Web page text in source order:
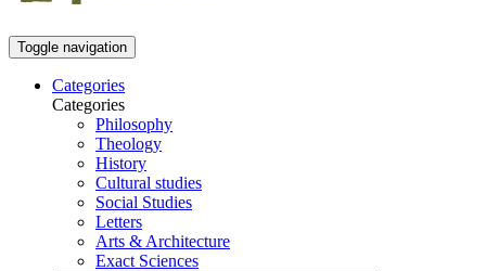
Toggle navigation
Categories
Categories
Philosophy
Theology
History
Cultural studies
Social Studies
Letters
Arts & Architecture
Exact Sciences